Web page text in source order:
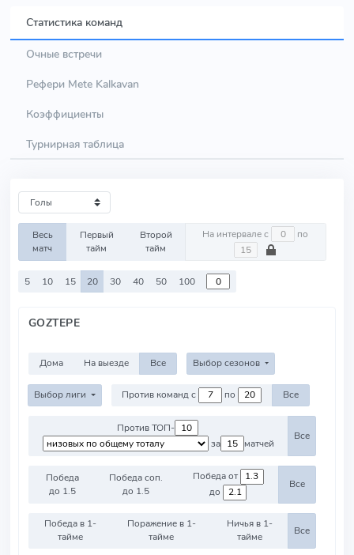
Статистика команд
Очные встречи
Рефери Mete Kalkavan
Коэффициенты
Турнирная таблица
Весь
матч
Первый
тайм
Второй
тайм
На интервале с по
5 10 15 20 30 40 50 100
GOZTEPE
Дома На выезде Все Выбор сезонов
Выбор лиги Против команд с по Все
Против ТОП-
за
матчей
Все
Победа
до 1.5
Победа соп.
до 1.5
Победа от
до
Все
Победа в 1-
тайме
Поражение в 1-
тайме
Ничья в 1-
тайме
Все